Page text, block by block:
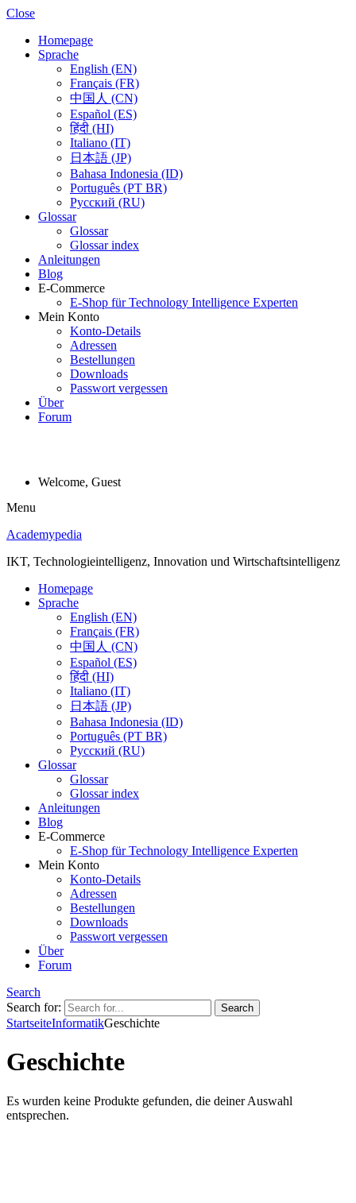
Close
Homepage
Sprache
English (EN)
Français (FR)
中国人 (CN)
Español (ES)
हिंदी (HI)
Italiano (IT)
日本語 (JP)
Bahasa Indonesia (ID)
Português (PT BR)
Pусский (RU)
Glossar
Glossar
Glossar index
Anleitungen
Blog
E-Commerce
E-Shop für Technology Intelligence Experten
Mein Konto
Konto-Details
Adressen
Bestellungen
Downloads
Passwort vergessen
Über
Forum
Welcome, Guest
Menu
Academypedia
IKT, Technologieintelligenz, Innovation und Wirtschaftsintelligenz
Homepage
Sprache
English (EN)
Français (FR)
中国人 (CN)
Español (ES)
हिंदी (HI)
Italiano (IT)
日本語 (JP)
Bahasa Indonesia (ID)
Português (PT BR)
Pусский (RU)
Glossar
Glossar
Glossar index
Anleitungen
Blog
E-Commerce
E-Shop für Technology Intelligence Experten
Mein Konto
Konto-Details
Adressen
Bestellungen
Downloads
Passwort vergessen
Über
Forum
Search
Search for:
StartseiteInformatikGeschichte
Geschichte
Es wurden keine Produkte gefunden, die deiner Auswahl
entsprechen.